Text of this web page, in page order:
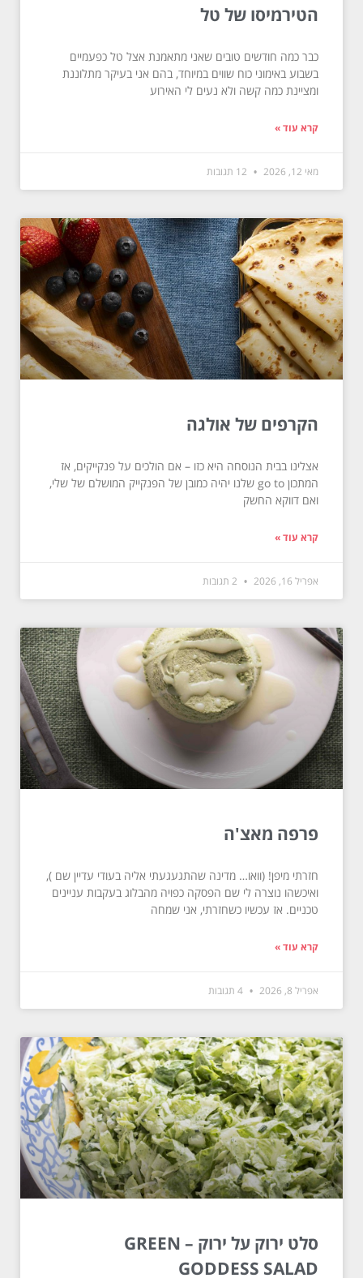
הטירמיסו של טל
כבר כמה חודשים טובים שאני מתאמנת אצל טל כפעמיים
בשבוע באימוני כוח שווים במיוחד, בהם אני בעיקר מתלוננת
ומציינת כמה קשה ולא נעים לי האירוע
קרא עוד »
מאי 12, 2026
הקרפים של אולגה
אצלינו בבית הנוסחה היא כזו – אם הולכים על פנקייקים, אז
המתכון go to שלנו יהיה כמובן של הפנקייק המושלם של שלי,
ואם דווקא החשק
קרא עוד »
אפריל 16, 2026
פרפה מאצ'ה
חזרתי מיפן! (וואו… מדינה שהתגעגעתי אליה בעודי עדיין שם ),
ואיכשהו נוצרה לי שם הפסקה כפויה מהבלוג בעקבות עניינים
טכניים. אז עכשיו כשחזרתי, אני שמחה
קרא עוד »
אפריל 8, 2026
סלט ירוק על ירוק – GREEN
GODDESS SALAD